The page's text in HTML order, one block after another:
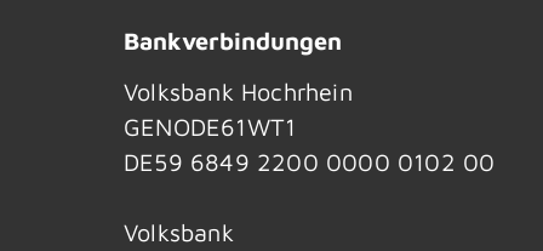
Bankverbindungen
Volksbank Hochrhein
GENODE61WT1
DE59 6849 2200 0000 0102 00
Volksbank